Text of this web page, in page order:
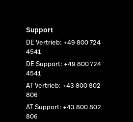
Support
DE Vertrieb: +49 800 724
4541
DE Support: +49 800 724
4541
AT Vertrieb: +43 800 802
806
AT Support: +43 800 802
806